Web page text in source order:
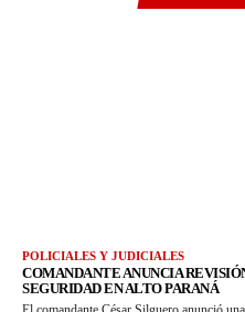
POLICIALES Y JUDICIALES
COMANDANTE ANUNCIA
SEGURIDAD EN ALTO PARANÁ